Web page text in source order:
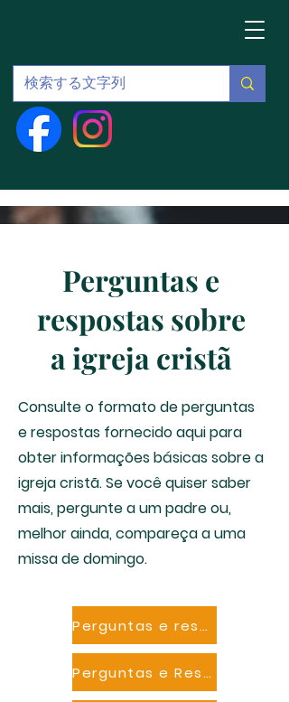
Perguntas e
respostas sobre
a igreja cristã
Consulte o formato de perguntas
e respostas fornecido aqui para
obter informações básicas sobre a
igreja cristã. Se você quiser saber
mais, pergunte a um padre ou,
melhor ainda, compareça a uma
missa de domingo.
Perguntas e respostas Casamentos e funerais
Perguntas e Respostas Oração, Crenças e o Espírito Santo